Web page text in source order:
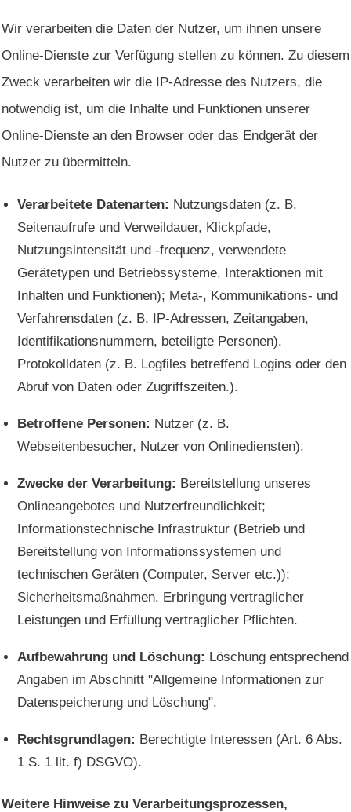
Wir verarbeiten die Daten der Nutzer, um ihnen unsere
Online-Dienste zur Verfügung stellen zu können. Zu diesem
Zweck verarbeiten wir die IP-Adresse des Nutzers, die
notwendig ist, um die Inhalte und Funktionen unserer
Online-Dienste an den Browser oder das Endgerät der
Nutzer zu übermitteln.
Verarbeitete Datenarten: Nutzungsdaten (z. B.
Seitenaufrufe und Verweildauer, Klickpfade,
Nutzungsintensität und -frequenz, verwendete
Gerätetypen und Betriebssysteme, Interaktionen mit
Inhalten und Funktionen); Meta-, Kommunikations- und
Verfahrensdaten (z. B. IP-Adressen, Zeitangaben,
Identifikationsnummern, beteiligte Personen).
Protokolldaten (z. B. Logfiles betreffend Logins oder den
Abruf von Daten oder Zugriffszeiten.).
Betroffene Personen: Nutzer (z. B.
Webseitenbesucher, Nutzer von Onlinediensten).
Zwecke der Verarbeitung: Bereitstellung unseres
Onlineangebotes und Nutzerfreundlichkeit;
Informationstechnische Infrastruktur (Betrieb und
Bereitstellung von Informationssystemen und
technischen Geräten (Computer, Server etc.));
Sicherheitsmaßnahmen. Erbringung vertraglicher
Leistungen und Erfüllung vertraglicher Pflichten.
Aufbewahrung und Löschung: Löschung entsprechend
Angaben im Abschnitt "Allgemeine Informationen zur
Datenspeicherung und Löschung".
Rechtsgrundlagen: Berechtigte Interessen (Art. 6 Abs.
1 S. 1 lit. f) DSGVO).
Weitere Hinweise zu Verarbeitungsprozessen,